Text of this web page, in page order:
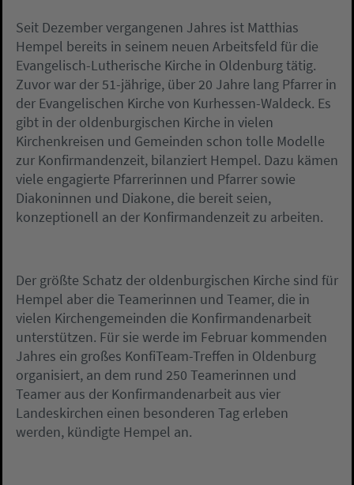
Seit Dezember vergangenen Jahres ist Matthias
Hempel bereits in seinem neuen Arbeitsfeld für die
Evangelisch-Lutherische Kirche in Oldenburg tätig.
Zuvor war der 51-jährige, über 20 Jahre lang Pfarrer in
der Evangelischen Kirche von Kurhessen-Waldeck. Es
gibt in der oldenburgischen Kirche in vielen
Kirchenkreisen und Gemeinden schon tolle Modelle
zur Konfirmandenzeit, bilanziert Hempel. Dazu kämen
viele engagierte Pfarrerinnen und Pfarrer sowie
Diakoninnen und Diakone, die bereit seien,
konzeptionell an der Konfirmandenzeit zu arbeiten.
Der größte Schatz der oldenburgischen Kirche sind für
Hempel aber die Teamerinnen und Teamer, die in
vielen Kirchengemeinden die Konfirmandenarbeit
unterstützen. Für sie werde im Februar kommenden
Jahres ein großes KonfiTeam-Treffen in Oldenburg
organisiert, an dem rund 250 Teamerinnen und
Teamer aus der Konfirmandenarbeit aus vier
Landeskirchen einen besonderen Tag erleben
werden, kündigte Hempel an.